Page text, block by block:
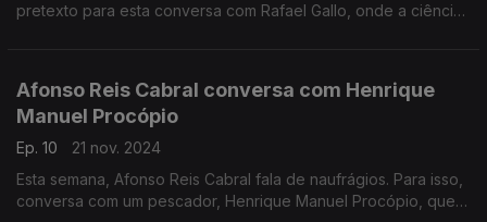
pretexto para esta conversa com Rafael Gallo, onde a ciência,
Afonso Reis Cabral conversa com Henrique
Manuel Procópio
Ep. 10
21 nov. 2024
Esta semana, Afonso Reis Cabral fala de naufrágios. Para isso,
conversa com um pescador, Henrique Manuel Procópio, que